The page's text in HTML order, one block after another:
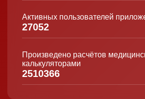
Активных пользователей
27052
Произведено расчётов
калькуляторами
2510366